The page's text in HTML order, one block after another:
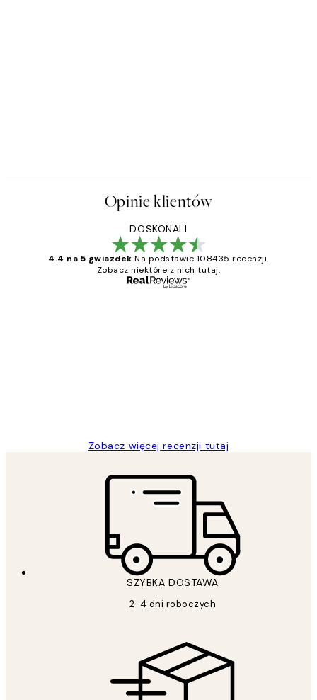
Opinie klientów
DOSKONALI
4.4 na 5 gwiazdek Na podstawie 108435 recenzji.
Zobacz niektóre z nich tutaj.
Zobacz więcej recenzji tutaj
SZYBKA DOSTAWA
2-4 dni roboczych